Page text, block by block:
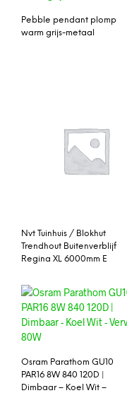
Pebble pendant plomp
warm grijs-metaal
Nvt Tuinhuis / Blokhut
Trendhout Buitenverblijf
Regina XL 6000mm E
Osram Parathom GU10
PAR16 8W 840 120D |
Dimbaar – Koel Wit –